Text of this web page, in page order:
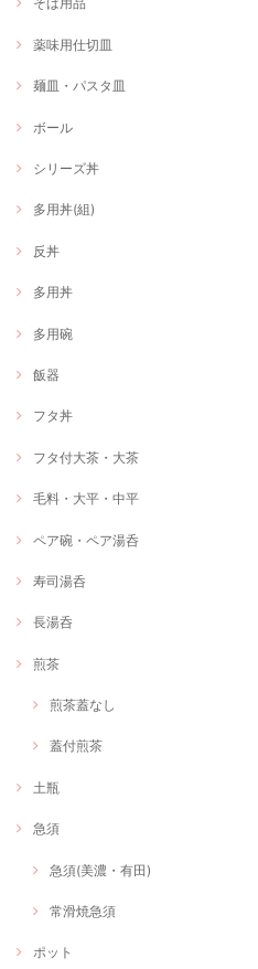
薬味用仕切皿
麺皿・パスタ皿
ボール
シリーズ丼
多用丼(組)
反丼
多用丼
多用碗
飯器
フタ丼
フタ付大茶・大茶
毛料・大平・中平
ペア碗・ペア湯呑
寿司湯呑
長湯呑
煎茶
煎茶蓋なし
蓋付煎茶
土瓶
急須
急須(美濃・有田)
常滑焼急須
ポット